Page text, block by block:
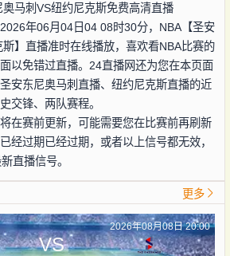
奥马刺VS纽约尼克斯免费高清直播
2026年06月04日04 08时30分，NBA【圣安
】直播准时在线播放，喜欢看NBA比赛的
以免错过直播。24直播网还为您在本页面
安东尼奥马刺直播、纽约尼克斯直播的近
交锋、两队赛程。
在赛前更新，可能需要您在比赛前再刷新
经过期已经过期，或者以上信号都无效，
直播信号。
更多
2026年08月08日 20:00
VS